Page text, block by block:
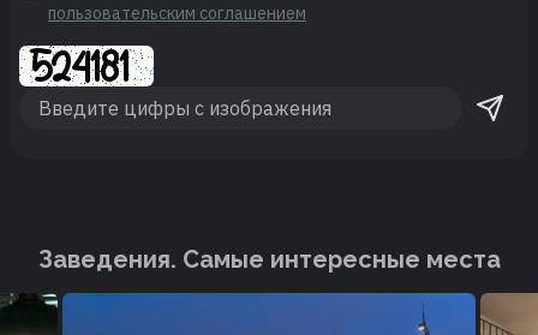
пользовательским соглашением
Заведения. Cамые интересные места